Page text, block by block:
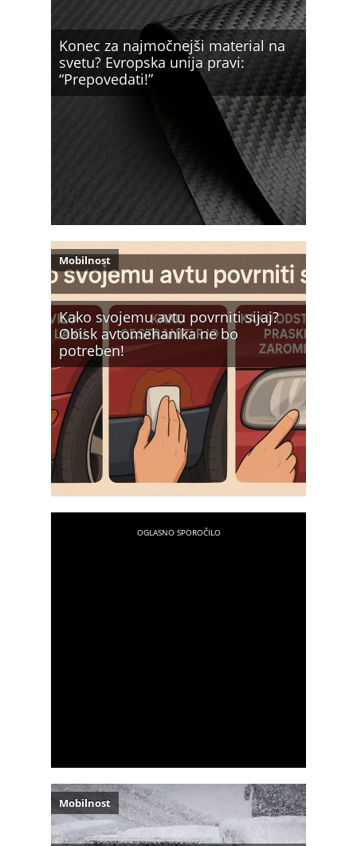
Konec za najmočnejši material na
svetu? Evropska unija pravi:
“Prepovedati!”
Kako svojemu avtu povrniti sijaj?
Obisk avtomehanika ne bo
potreben!
Mobilnost
Mobilnost